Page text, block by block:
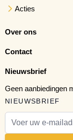
Acties
Over ons
Contact
Nieuwsbrief
Geen aanbiedingen
NIEUWSBRIEF